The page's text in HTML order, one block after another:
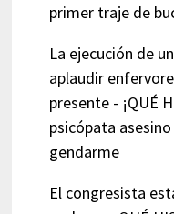
primer traje de
La ejecución de
aplaudir
presente - ¡QUÉ
psicópata
gendarme
El congresista